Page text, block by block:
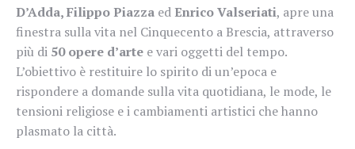
D’Adda, Filippo Piazza edEnrico Valseriati, apre una
finestra sulla vita nel Cinquecento a Brescia, attraverso
più di 50 opere d’arte e vari oggetti del tempo.
L’obiettivo è restituire lo spirito di un’epoca e
rispondere a domande sulla vita quotidiana, le mode, le
tensioni religiose e i cambiamenti artistici che hanno
plasmato la città.